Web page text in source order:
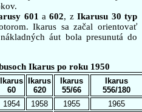
601 a602, zIkarusu 30 typ
Ikarus sa začal orientovať
áut bola presunutá do
Ikarus po roku 1950
Ikarus
60
Ikarus
620
Ikarus
55/66
Ikarus
556/180
1954 1958 1955
1965